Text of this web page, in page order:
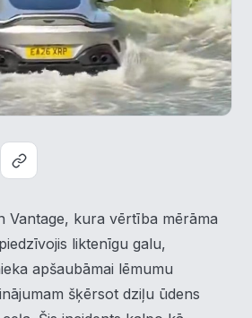
Vantage, kura vērtība mērāma
liktenīgu galu,
apšaubāmai lēmumu
šķērsot dziļu ūdens